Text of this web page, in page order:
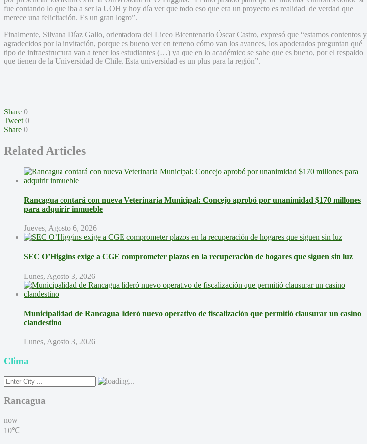
fue contando lo que iba a ser la UOH y hoy día ver que todo eso que era un proyecto es realidad, de verdad que
merece una felicitación. Es un gran logro”.
Finalmente, Silvana Díaz Gallo, orientadora del Liceo Bicentenario Óscar Castro, expresó que “estamos contentos y
agradecidos por la invitación, porque es bueno ver en terreno cómo van los avances, los apoderados preguntan qué
tipo de infraestructura van a tener los estudiantes (…) ya que en lo académico se sabe que es bueno, por el respaldo
que tienen de la Universidad de Chile. Esta universidad es un plus para la región”.
Share 0
Tweet 0
Share 0
Related Articles
Rancagua contará con nueva Veterinaria Municipal: Concejo aprobó por unanimidad $170 millones
para adquirir inmueble
Jueves, Agosto 6, 2026
SEC O’Higgins exige a CGE comprometer plazos en la recuperación de hogares que siguen sin luz
Lunes, Agosto 3, 2026
Municipalidad de Rancagua lideró nuevo operativo de fiscalización que permitió clausurar un casino
clandestino
Lunes, Agosto 3, 2026
Clima
Rancagua
now
10℃